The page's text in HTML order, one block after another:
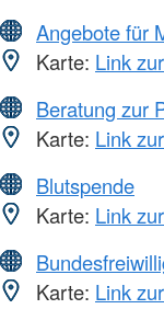
Angebote für
Karte: Link
Beratung zur
Karte: Link
Blutspende
Karte: Link
Karte: Link